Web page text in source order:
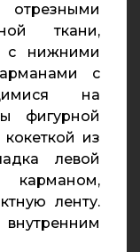
ткани,
с нижними
с
на
фигурной
из
левой
ленту.